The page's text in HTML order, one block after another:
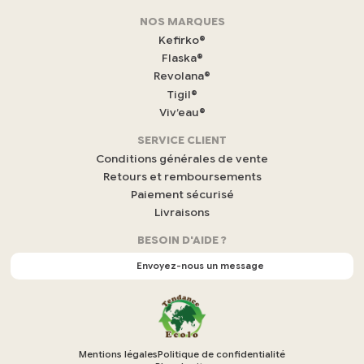
a
c
b
o
o
k
s
u
v
r
d
a
n
u
n
n
u
NOS MARQUES
Kefirko®
Flaska®
Revolana®
Tigil®
Viv’eau®
SERVICE CLIENT
Conditions générales de vente
Retours et remboursements
Paiement sécurisé
Livraisons
BESOIN D'AIDE ?
Envoyez-nous un message
Mentions légalesPolitique de confidentialité